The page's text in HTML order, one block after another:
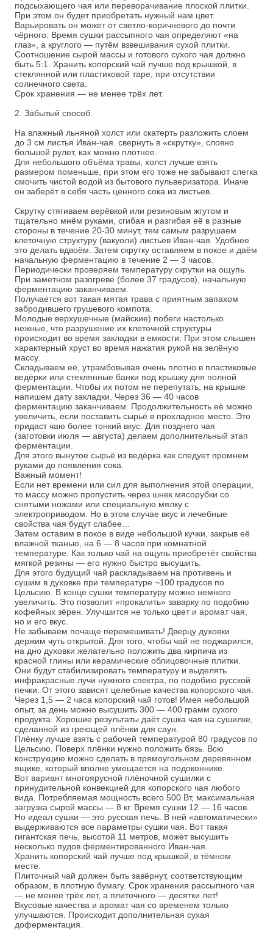
подсыхающего чая или переворачивание плоской плитки.
При этом он будет приобретать нужный нам цвет.
Варьировать он может от светло-коричневого до почти
чёрного. Время сушки рассыпного чая определяют «на
глаз», а круглого — путём взвешивания сухой плитки.
Соотношение сырой массы и готового сухого чая должно
быть 5:1. Хранить копорский чай лучше под крышкой, в
стеклянной или пластиковой таре, при отсутствии
солнечного света.
Срок хранения — не менее трёх лет.
2. Забытый способ.
На влажный льняной холст или скатерть разложить слоем
до 3 см листья Иван-чая. свернуть в «скрутку», словно
большой рулет, как можно плотнее.
Для небольшого объёма травы, холст лучше взять
размером поменьше, при этом его тоже не забывают слегка
смочить чистой водой из бытового пульверизатора. Иначе
он заберёт в себя часть ценного сока из листьев.
Скрутку стягиваем верёвкой или резиновым жгутом и
тщательно мнём руками, сгибая и разгибая её в разные
стороны в течение 20-30 минут, тем самым разрушаем
клеточную структуру (вакуоли) листьев Иван-чая. Удобнее
это делать вдвоём. Затем скрутку оставляем в покое и даём
начальную ферментацию в течение 2 — 3 часов.
Периодически проверяем температуру скрутки на ощупь.
При заметном разогреве (более 37 градусов), начальную
ферментацию заканчиваем.
Получается вот такая мятая трава с приятным запахом
забродившего грушевого компота.
Молодые верхушечные (майские) побеги настолько
нежные, что разрушение их клеточной структуры
происходит во время закладки в емкости. При этом слышен
характерный хруст во время нажатия рукой на зелёную
массу.
Складываем её, утрамбовывая очень плотно в пластиковые
ведёрки или стеклянные банки под крышку для полной
ферментации. Чтобы их потом не перепутать, на крышке
напишем дату закладки. Через 36 — 40 часов
ферментацию заканчиваем. Продолжительность её можно
увеличить, если поставить сырьё в прохладное место. Это
придаст чаю более тонкий вкус. Для позднего чая
(заготовки июля — августа) делаем дополнительный этап
ферментации.
Для этого вынутое сырьё из ведёрка как следует промнем
руками до появления сока.
Важный момент!
Если нет времени или сил для выполнения этой операции,
то массу можно пропустить через шнек мясорубки со
снятыми ножами или специальную мялку с
электроприводом. Но в этом случае вкус и лечебные
свойства чая будут слабее…
Затем оставим в покое в виде небольшой кучки, закрыв её
влажной тканью, на 6 — 8 часов при комнатной
температуре. Как только чай на ощупь приобретёт свойства
мягкой резины — его нужно быстро высушить.
Для этого будущий чай раскладываем на противень и
сушим в духовке при температуре ~100 градусов по
Цельсию. В конце сушки температуру можно немного
увеличить. Это позволит «прокалить» заварку по подобию
кофейных зёрен. Улучшится не только цвет и аромат чая,
но и его вкус.
Не забываем почаще перемешивать! Дверцу духовки
держим чуть открытой. Для того, чтобы чай не поджарился,
на дно духовки желательно положить два кирпича из
красной глины или керамические облицовочные плитки.
Они будут стабилизировать температуру и выделять
инфракрасные лучи нужного спектра, по подобию русской
печки. От этого зависят целебные качества копорского чая.
Через 1,5 — 2 часа копорский чай готов! Имея небольшой
опыт, за день можно высушить 300 — 400 грамм сухого
продукта. Хорошие результаты даёт сушка чая на сушилке,
сделанной из греющей плёнки для саун.
Плёнку лучше взять с рабочей температурой 80 градусов по
Цельсию. Поверх плёнки нужно положить бязь. Всю
конструкцию можно сделать в прямоугольном деревянном
ящике, который вполне умещается на подоконнике.
Вот вариант многоярусной плёночной сушилки с
принудительной конвекцией для копорского чая любого
вида. Потребляемая мощность всего 500 Вт, максимальная
загрузка сырой массы — 8 кг. Время сушки 12 — 16 часов.
Но идеал сушки — это русская печь. В ней «автоматически»
выдерживаются все параметры сушки чая. Вот такая
гигантская печь, высотой 11 метров, может высушить
несколько пудов ферментированного Иван-чая.
Хранить копорский чай лучше под крышкой, в тёмном
месте.
Плиточный чай должен быть завёрнут, соответствующим
образом, в плотную бумагу. Срок хранения рассыпного чая
— не менее трёх лет, а плиточного — десятки лет!
Вкусовые качества и аромат чая со временем только
улучшаются. Происходит дополнительная сухая
доферментация.